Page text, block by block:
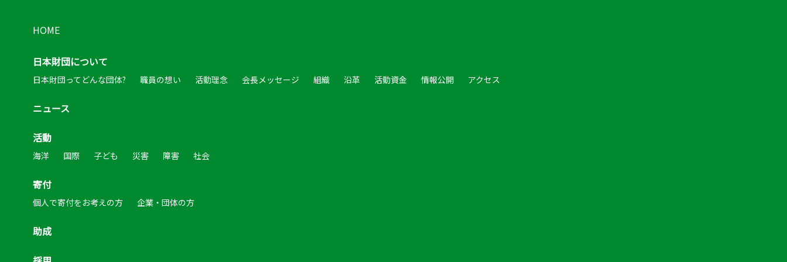
HOME
日本財団について
日本財団ってどんな団体? 職員の想い 活動理念 会長メッセージ 組織 沿革 活動資金 情報公開 アクセス
ニュース
活動
海洋 国際 子ども 災害 障害 社会
寄付
個人で寄付をお考えの方 企業・団体の方
助成